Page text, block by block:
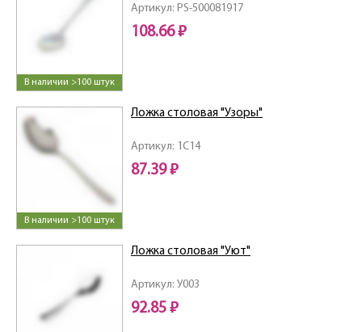
В наличии >100 штук
Артикул: PS-500081917
108.66 ₽
В наличии >100 штук
Артикул: 1C14
Ложка столовая "Узоры"
87.39 ₽
Артикул: У003
Ложка столовая "Уют"
92.85 ₽